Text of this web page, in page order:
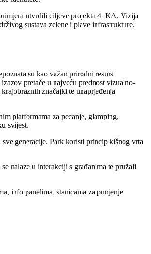
utvrdili ciljeve projekta 4_KA. Vizija
sustava zelene i plave infrastrukture.
su kao važan prirodni resurs
pretače u najveću prednost vizualno-
značajki te unaprjeđenja
platformama za pecanje, glamping,
svijest.
generacije. Park koristi princip kišnog vrta
nalaze u interakciji s građanima te pružali
info panelima, stanicama za punjenje